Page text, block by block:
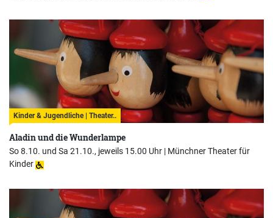
Kinder & Jugendliche | Theater..
Aladin und die Wunderlampe
So 8.10. und Sa 21.10., jeweils 15.00 Uhr | Münchner Theater für
Kinder